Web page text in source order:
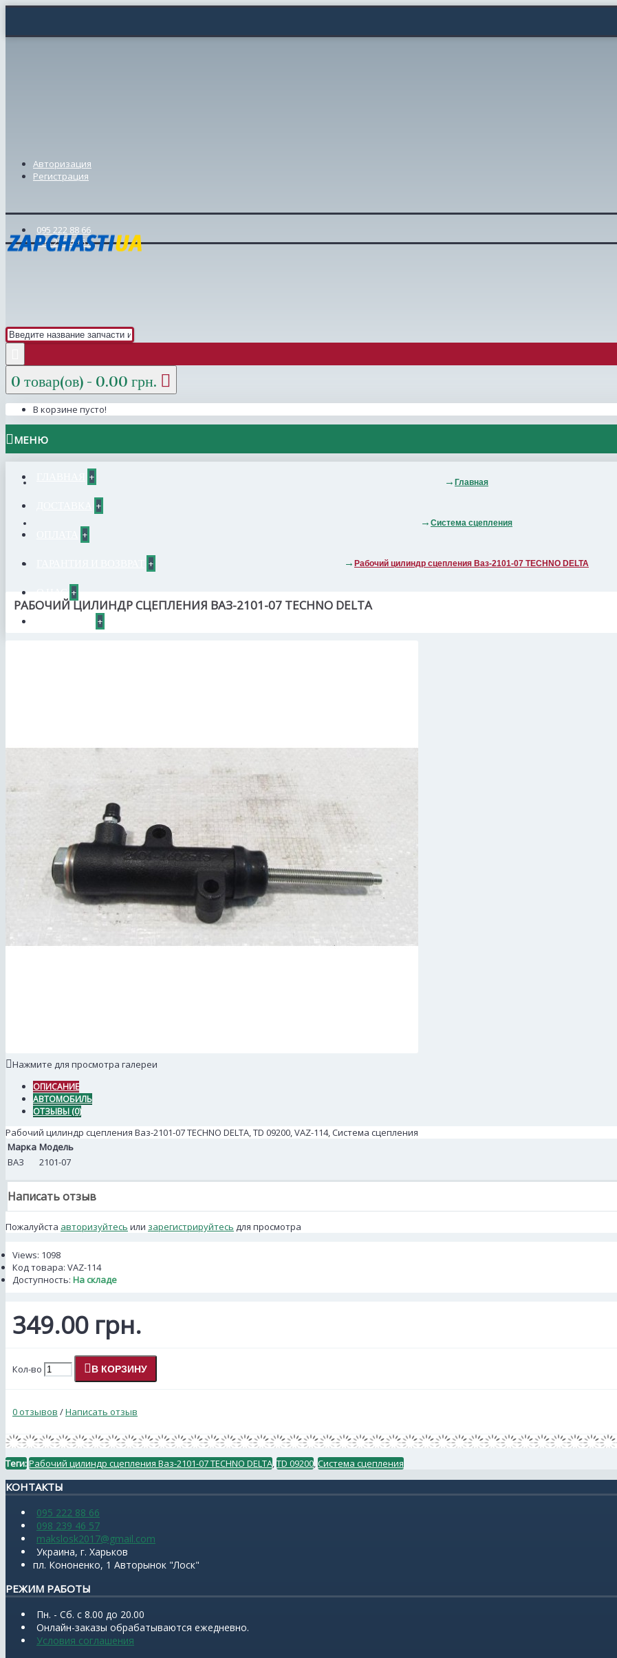
Авторизация
Регистрация
095 222 88 66
098 239 46 57
0 товар(ов) - 0.00 грн.
В корзине пусто!
МЕНЮ
+
+
+
+
+
+
Главная
Система сцепления
Рабочий цилиндр сцепления Ваз-2101-07 TECHNO DELTA
РАБОЧИЙ ЦИЛИНДР СЦЕПЛЕНИЯ ВАЗ-2101-07 TECHNO DELTA
Нажмите для просмотра галереи
ОПИСАНИЕ
АВТОМОБИЛЬ
ОТЗЫВЫ (0)
Рабочий цилиндр сцепления Ваз-2101-07 TECHNO DELTA, TD 09200, VAZ-114, Система сцепления
Марка Модель
ВАЗ
2101-07
Написать отзыв
Пожалуйста авторизуйтесь или зарегистрируйтесь для просмотра
Views: 1098
Код товара: VAZ-114
Доступность: На складе
349.00 грн.
Кол-во В КОРЗИНУ
0 отзывов /Написать отзыв
Теги:Рабочий цилиндр сцепления Ваз-2101-07 TECHNO DELTA,TD 09200,Система сцепления
КОНТАКТЫ
095 222 88 66
098 239 46 57
makslosk2017@gmail.com
Украина, г. Харьков
пл. Кононенко, 1 Авторынок "Лоск"
РЕЖИМ РАБОТЫ
Пн. - Сб. с 8.00 до 20.00
Онлайн-заказы обрабатываются ежедневно.
Условия соглашения